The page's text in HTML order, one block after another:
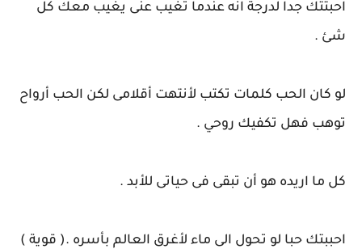
احبتتك جدا لدرجة انه عندما تغيب عنى يغيب معك كل
شئ .
لو كان الحب كلمات تكتب لأنتهت أقلامى لكن الحب أرواح
توهب فهل تكفيك روحي .
كل ما اريده هو أن تبقى فى حياتى للأبد .
احببتك حبا لو تحول الى ماء لأغرق العالم بأسره .( قوية )